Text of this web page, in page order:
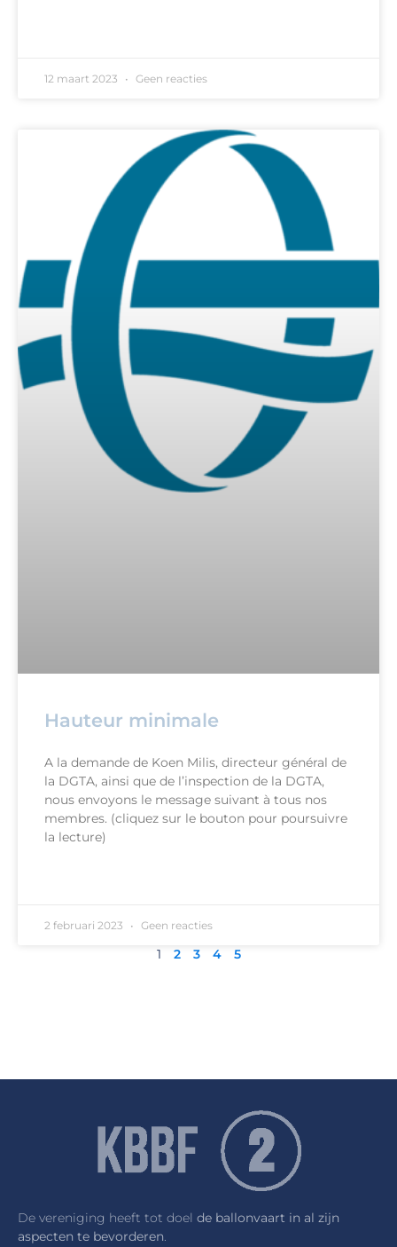
12 maart 2023 Geen reacties
Hauteur minimale
A la demande de Koen Milis, directeur général de
la DGTA, ainsi que de l’inspection de la DGTA,
nous envoyons le message suivant à tous nos
membres. (cliquez sur le bouton pour poursuivre
la lecture)
2 februari 2023 Geen reacties
1 2 3 4 5
De vereniging heeft tot doel de ballonvaart in al zijn
aspecten te bevorderen.